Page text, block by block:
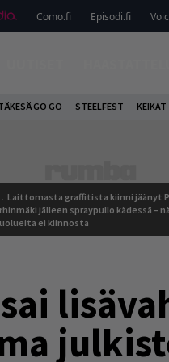
Como.fi Episodi.fi
GO GO STEELFEST KEIKAT
Laittomasta graffitista kiinni jäänyt
jälleen spraypullo kädessä –
ei kiinnosta